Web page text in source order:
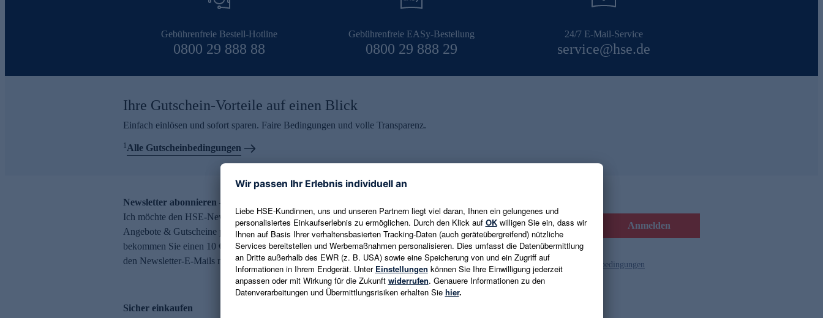
Gebührenfreie Bestell-Hotline
0800 29 888 88
Gebührenfreie EASy-Bestellung
0800 29 888 29
24/7 E-Mail-Service
service@hse.de
Ihre Gutschein-Vorteile auf einen Blick
Einfach einlösen und sofort sparen. Faire Bedingungen und volle Transparenz.
1Alle Gutscheinbedingungen
Newsletter abonnieren – 10 € Gutschein erhalten
Ich möchte den HSE-Newsletter abonnieren und aktuelle Trends,
Angebote & Gutscheine per E-Mail erhalten. Als Dankeschön
bekommen Sie einen 10 € Gutschein. Eine Abmeldung ist jederzeit in
den Newsletter-E-Mails möglich.
E-Mail-Adresse eingeben Anmelden
Es gelten die Datenschutzrichtlinien und die Gutscheinbedingungen
Sicher einkaufen